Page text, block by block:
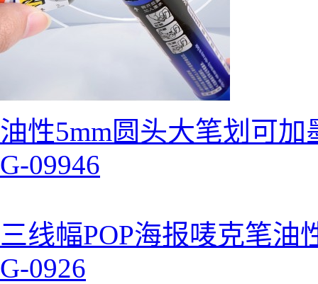
油性5mm圆头大笔划可加
G-09946
三线幅POP海报唛克笔油
G-0926